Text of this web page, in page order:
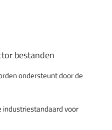
bestanden
ondersteunt door de
industriestandaard voor